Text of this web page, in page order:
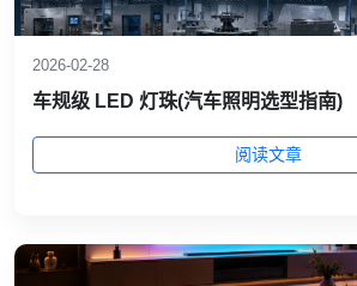
2026-02-28
车规级 LED 灯珠(汽车照明选型指南)
阅读文章